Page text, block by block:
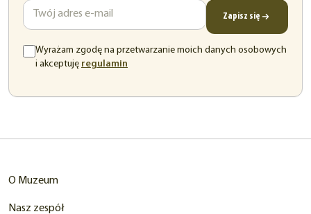
Zapisz się
Wyrażam zgodę na przetwarzanie moich danych osobowych
i akceptuję regulamin
O Muzeum
Nasz zespół